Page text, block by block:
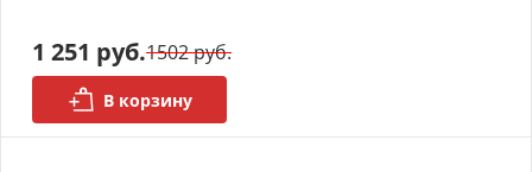
1 251 руб.1502 руб.
В корзину